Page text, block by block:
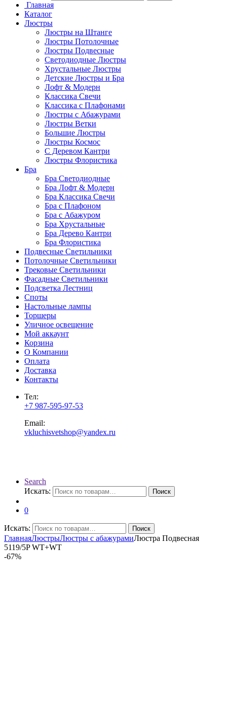
Главная
Каталог
Люстры
Люстры на Штанге
Люстры Потолочные
Люстры Подвесные
Светодиодные Люстры
Хрустальные Люстры
Детские Люстры и Бра
Лофт & Модерн
Классика Свечи
Классика с Плафонами
Люстры с Абажурами
Люстры Ветки
Большие Люстры
Люстры Космос
С Деревом Кантри
Люстры Флористика
Бра
Бра Светодиодные
Бра Лофт & Модерн
Бра Классика Свечи
Бра с Плафоном
Бра с Абажуром
Бра Хрустальные
Бра Дерево Кантри
Бра Флористика
Подвесные Светильники
Потолочные Светильники
Трековые Светильники
Фасадные Светильники
Подсветка Лестниц
Споты
Настольные лампы
Торшеры
Уличное освещение
Мой аккаунт
Корзина
О Компании
Оплата
Доставка
Контакты
Тел:
+7 987-595-97-53
Email:
vkluchisvetshop@yandex.ru
Search
Искать:
Поиск
0
Искать: Поиск
ГлавнаяЛюстрыЛюстры с абажурамиЛюстра Подвесная
5119/5P WT+WT
-67%